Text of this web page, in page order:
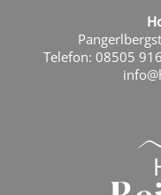
Telefon: 08505